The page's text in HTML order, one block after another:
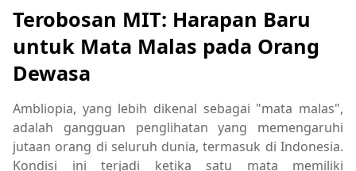
Terobosan MIT: Harapan Baru
untuk Mata Malas pada Orang
Dewasa
Ambliopia, yang lebih dikenal sebagai "mata malas",
adalah gangguan penglihatan yang memengaruhi
jutaan orang di seluruh dunia, termasuk di Indonesia.
Kondisi ini terjadi ketika satu mata memiliki